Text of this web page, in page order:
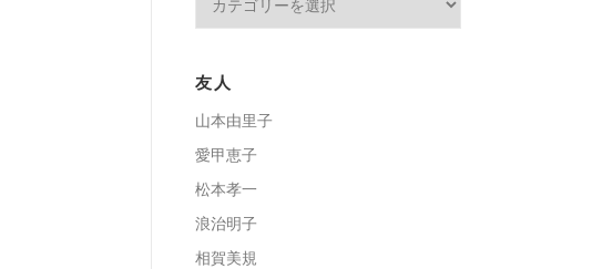
リ
ー
友人
山本由里子
愛甲恵子
松本孝一
浪治明子
相賀美規